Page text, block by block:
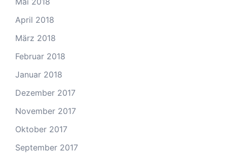
April 2018
März 2018
Februar 2018
Januar 2018
Dezember 2017
November 2017
Oktober 2017
September 2017